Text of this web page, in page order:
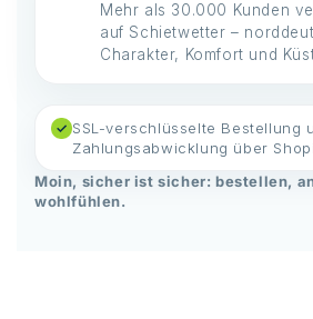
Mehr als 30.000 Kunden
auf Schietwetter –
Charakter, Komfort und
✓ SSL-verschlüsselte Bestellung
Zahlungsabwicklung über
Moin, sicher ist sicher: bestellen,
wohlfühlen.